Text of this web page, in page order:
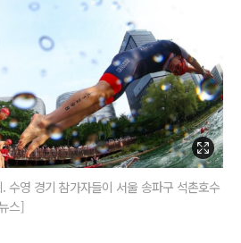
수영 경기 참가자들이 서울 송파구 석촌호수
스]